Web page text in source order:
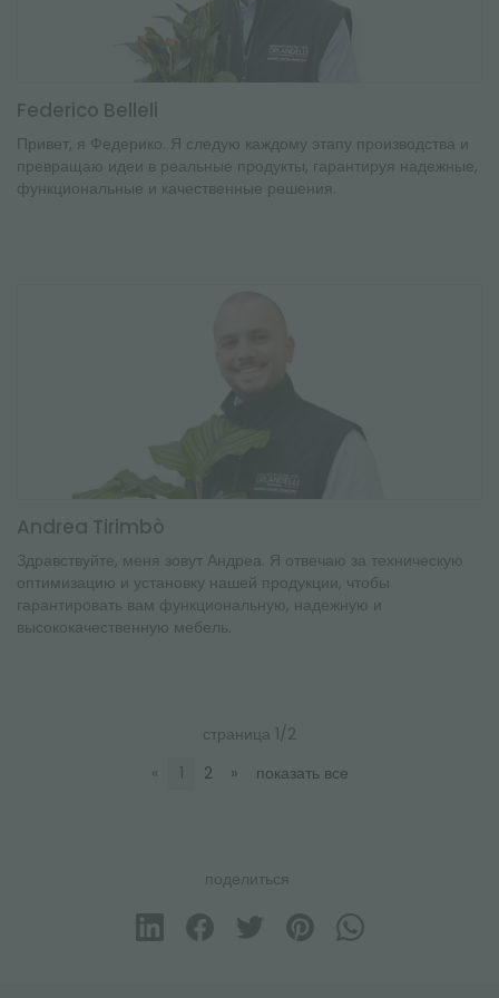
Federico Belleli
Привет, я Федерико. Я следую каждому этапу производства и
превращаю идеи в реальные продукты, гарантируя надежные,
функциональные и качественные решения.
Andrea Tirimbò
Здравствуйте, меня зовут Андреа. Я отвечаю за техническую
оптимизацию и установку нашей продукции, чтобы
гарантировать вам функциональную, надежную и
высококачественную мебель.
страница 1/2
«
1 2 » показать все
поделиться